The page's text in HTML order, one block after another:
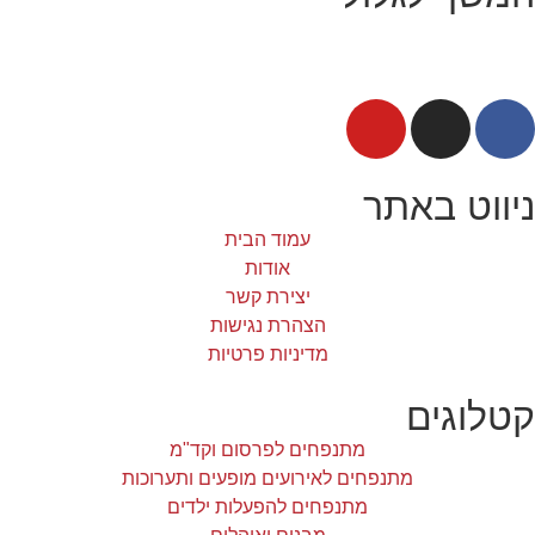
ניווט באתר
עמוד הבית
אודות
יצירת קשר
הצהרת נגישות
מדיניות פרטיות
קטלוגים
מתנפחים לפרסום וקד"מ
מתנפחים לאירועים מופעים ותערוכות
מתנפחים להפעלות ילדים